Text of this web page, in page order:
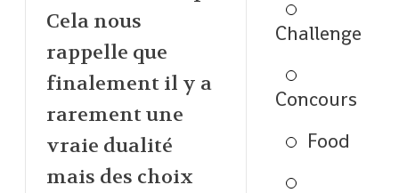
Cela nous
rappelle que
finalement il y a
rarement une
vraie dualité
mais des choix
Challenge
Concours
Food